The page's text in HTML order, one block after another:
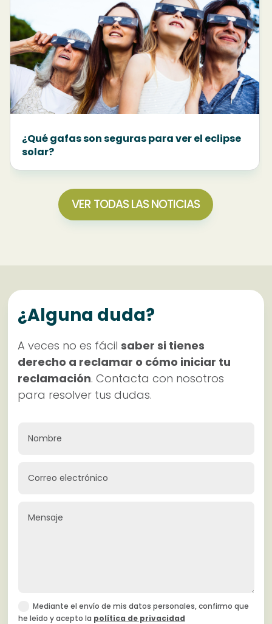
¿Qué gafas son seguras para ver el eclipse
solar?
VER TODAS LAS NOTICIAS
¿Alguna duda?
A veces no es fácilsaber si tienes
derecho a reclamar o cómo iniciar tu
reclamación. Contacta con nosotros
para resolver tus dudas.
Mediante el envío de mis datos personales, confirmo que
he leído y acepto la política de privacidad